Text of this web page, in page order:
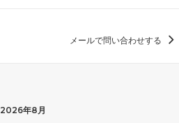
メールで問い合わせする
2026年8月